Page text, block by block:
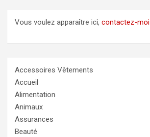
Vous voulez apparaître ici, contactez-moi
Accessoires Vêtements
Accueil
Alimentation
Animaux
Assurances
Beauté